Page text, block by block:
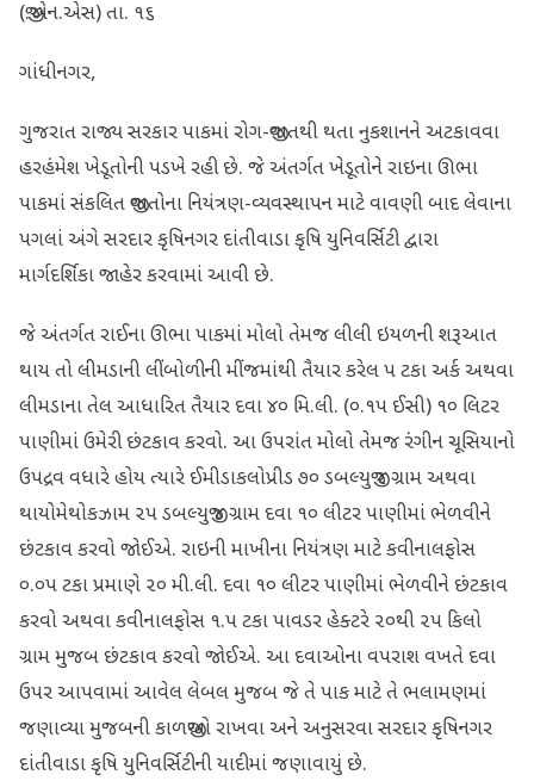
(જી.એન.એસ) તા. ૧૬
ગાંધીનગર,
ગુજરાત રાજ્ય સરકાર પાકમાં રોગ-જીવાતથી થતા નુકશાનને અટકાવવા
હરહંમેશ ખેડૂતોની પડખે રહી છે. જે અંતર્ગત ખેડૂતોને રાઇના ઊભા
પાકમાં સંકલિત જીવાતોના નિયંત્રણ-વ્યવસ્થાપન માટે વાવણી બાદ લેવાના
પગલાં અંગે સરદાર કૃષિનગર દાંતીવાડા કૃષિ યુનિવર્સિટી દ્વારા
માર્ગદર્શિકા જાહેર કરવામાં આવી છે.
જે અંતર્ગત રાઈના ઊભા પાકમાં મોલો તેમજ લીલી ઇયળની શરૂઆત
થાય તો લીમડાની લીંબોળીની મીંજમાંથી તૈયાર કરેલ ૫ ટકા અર્ક અથવા
લીમડાના તેલ આધારિત તૈયાર દવા ૪૦ મિ.લી. (૦.૧૫ ઈસી) ૧૦ લિટર
પાણીમાં ઉમેરી છંટકાવ કરવો. આ ઉપરાંત મોલો તેમજ રંગીન ચૂસિયાનો
ઉપદ્રવ વધારે હોય ત્યારે ઈમીડાકલોપ્રીડ ૭૦ ડબલ્યુજી ૨ ગ્રામ અથવા
થાયોમેથોકઝામ ૨૫ ડબલ્યુજી ૪ ગ્રામ દવા ૧૦ લીટર પાણીમાં ભેળવીને
છંટકાવ કરવો જોઈએ. રાઇની માખીના નિયંત્રણ માટે કવીનાલફોસ
૦.૦૫ ટકા પ્રમાણે ૨૦ મી.લી. દવા ૧૦ લીટર પાણીમાં ભેળવીને છંટકાવ
કરવો અથવા કવીનાલફોસ ૧.૫ ટકા પાવડર હેક્ટરે ૨૦થી ૨૫ કિલો
ગ્રામ મુજબ છંટકાવ કરવો જોઈએ. આ દવાઓના વપરાશ વખતે દવા
ઉપર આપવામાં આવેલ લેબલ મુજબ જે તે પાક માટે તે ભલામણમાં
જણાવ્યા મુજબની કાળજીઓ રાખવા અને અનુસરવા સરદાર કૃષિનગર
દાંતીવાડા કૃષિ યુનિવર્સિટીની યાદીમાં જણાવાયું છે.